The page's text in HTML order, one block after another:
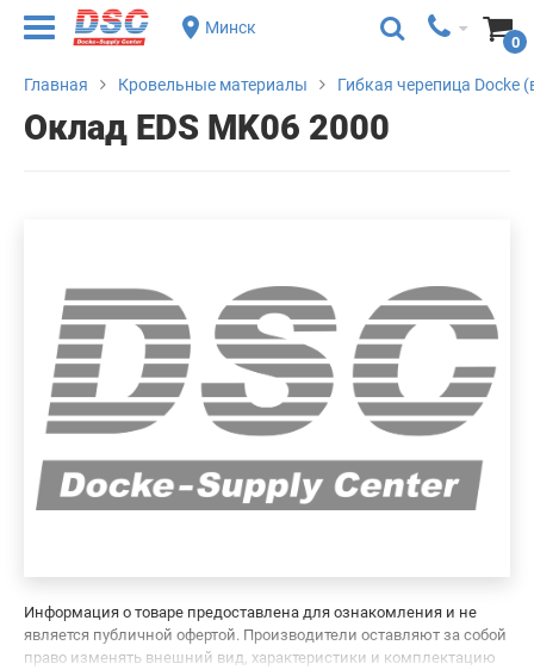
Минск
0
Главная Кровельные материалы Гибкая черепица Docke
Оклад EDS MK06 2000
Информация о товаре предоставлена для ознакомления и не
является публичной офертой. Производители оставляют за собой
право изменять внешний вид, характеристики и комплектацию